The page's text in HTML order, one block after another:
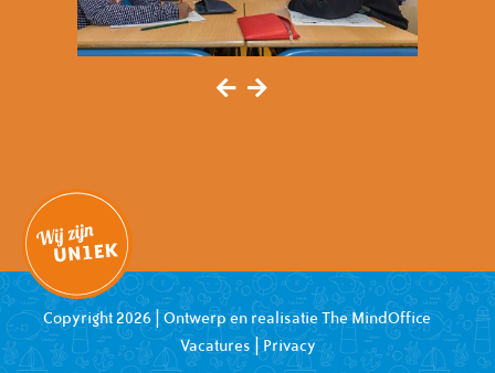
Copyright 2026 | Ontwerp en realisatie The MindOffice
Vacatures |Privacy